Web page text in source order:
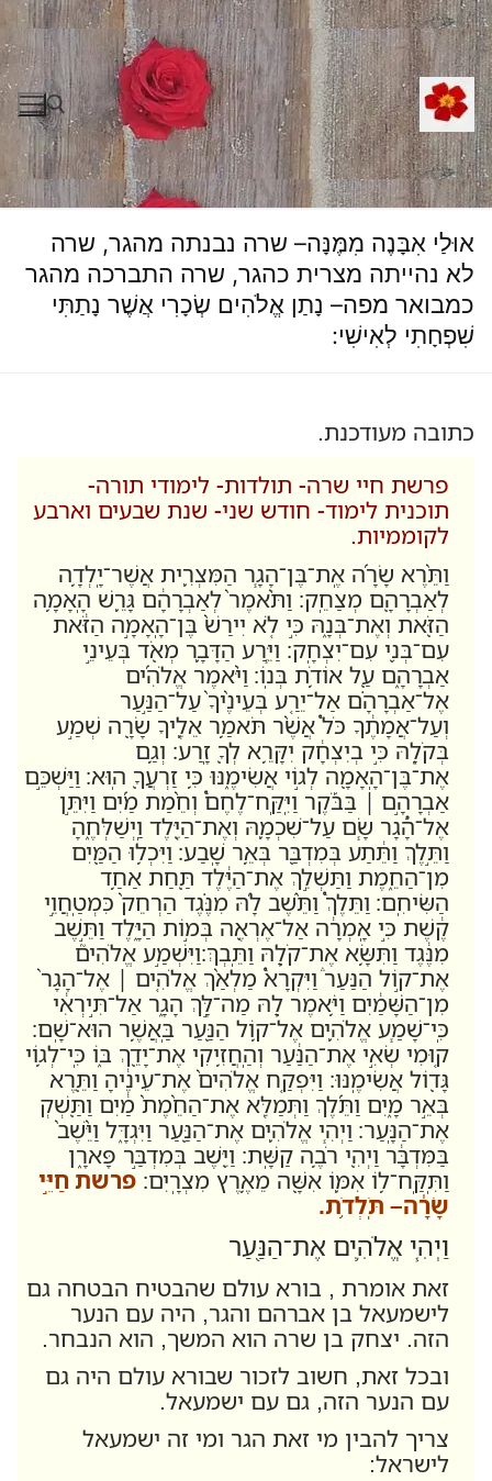
דלג
לתוכן
חפש:
אוּלַי אִבָּנֶה מִמֶּנָּה– שרה נבנתה מהגר, שרה
לא נהייתה מצרית כהגר, שרה התברכה מהגר
כמבואר מפה– נָתַן אֱלֹהִים שְׂכָרִי אֲשֶׁר נָתַתִּי
שִׁפְחָתִי לְאִישִׁי:
כתובה מעודכנת.
פרשת חיי שרה- תולדות- לימודי תורה-
תוכנית לימוד- חודש שני- שנת שבעים וארבע
לקוממיות.
וַתֵּ֨רֶא שָׂרָ֜ה אֶֽת־בֶּן־הָגָ֧ר הַמִּצְרִ֛ית אֲשֶׁר־יָֽלְדָ֥ה
לְאַבְרָהָ֖ם מְצַחֵֽק׃ וַתֹּ֨אמֶר֙ לְאַבְרָהָ֔ם גָּרֵ֛שׁ הָֽאָמָ֥ה
הַזֹּ֖את וְאֶת־בְּנָ֑הּ כִּ֣י לֹ֤א יִירַשׁ֙ בֶּן־הָֽאָמָ֣ה הַזֹּ֔את
עִם־בְּנִ֖י עִם־יִצְחָֽק׃ וַיֵּ֧רַע הַדָּבָ֛ר מְאֹ֖ד בְּעֵינֵ֣י
אַבְרָהָ֑ם עַ֖ל אוֹדֹ֥ת בְּנֽוֹ׃ וַיֹּ֨אמֶר אֱלֹהִ֜ים
אֶל־אַבְרָהָ֗ם אַל־יֵרַ֤ע בְּעֵינֶ֨יךָ֙ עַל־הַנַּ֣עַר
וְעַל־אֲמָתֶ֔ךָ כֹּל֩ אֲשֶׁ֨ר תֹּאמַ֥ר אֵלֶ֛יךָ שָׂרָ֖ה שְׁמַ֣ע
בְּקֹלָ֑הּ כִּ֣י בְיִצְחָ֔ק יִקָּרֵ֥א לְךָ֖ זָֽרַע׃ וְגַ֥ם
אֶת־בֶּן־הָֽאָמָ֖ה לְג֣וֹי אֲשִׂימֶ֑נּוּ כִּ֥י זַרְעֲךָ֖ הֽוּא׃ וַיַּשְׁכֵּ֣ם
אַבְרָהָ֣ם ׀ בַּבֹּ֡קֶר וַיִּֽקַּֽח־לֶחֶם֩ וְחֵ֨מַת מַ֜יִם וַיִּתֵּ֣ן
אֶל־הָ֠גָר שָׂ֧ם עַל־שִׁכְמָ֛הּ וְאֶת־הַיֶּ֖לֶד וַֽיְשַׁלְּחֶ֑הָ
וַתֵּ֣לֶךְ וַתֵּ֔תַע בְּמִדְבַּ֖ר בְּאֵ֥ר שָֽׁבַע׃ וַיִּכְל֥וּ הַמַּ֖יִם
מִן־הַחֵ֑מֶת וַתַּשְׁלֵ֣ךְ אֶת־הַיֶּ֔לֶד תַּ֖חַת אַחַ֥ד
הַשִּׂיחִֽם׃ וַתֵּלֶךְ֩ וַתֵּ֨שֶׁב לָ֜הּ מִנֶּ֗גֶד הַרְחֵק֙ כִּמְטַֽחֲוֵ֣י
קֶ֔שֶׁת כִּ֣י אָֽמְרָ֔ה אַל־אֶרְאֶ֖ה בְּמ֣וֹת הַיָּ֑לֶד וַתֵּ֣שֶׁב
מִנֶּ֔גֶד וַתִּשָּׂ֥א אֶת־קֹלָ֖הּ וַתֵּֽבְךְּ׃וַיִּשְׁמַ֣ע אֱלֹהִים֮
אֶת־ק֣וֹל הַנַּעַר֒ וַיִּקְרָא֩ מַלְאַ֨ךְ אֱלֹהִ֤ים ׀ אֶל־הָגָר֙
מִן־הַשָּׁמַ֔יִם וַיֹּ֥אמֶר לָ֖הּ מַה־לָּ֣ךְ הָגָ֑ר אַל־תִּ֣ירְאִ֔י
כִּֽי־שָׁמַ֧ע אֱלֹהִ֛ים אֶל־ק֥וֹל הַנַּ֖עַר בַּֽאֲשֶׁ֥ר הוּא־שָֽׁם׃
ק֚וּמִי שְׂאִ֣י אֶת־הַנַּ֔עַר וְהַֽחֲזִ֥יקִי אֶת־יָדֵ֖ךְ בּ֑וֹ כִּֽי־לְג֥וֹי
גָּד֖וֹל אֲשִׂימֶֽנּוּ׃ וַיִּפְקַ֤ח אֱלֹהִים֙ אֶת־עֵינֶ֔יהָ וַתֵּ֖רֶא
בְּאֵ֣ר מָ֑יִם וַתֵּ֜לֶךְ וַתְּמַלֵּ֤א אֶת־הַחֵ֨מֶת֙ מַ֔יִם וַתַּ֖שְׁקְ
אֶת־הַנָּֽעַר׃ וַיְהִ֧י אֱלֹהִ֛ים אֶת־הַנַּ֖עַר וַיִּגְדָּ֑ל וַיֵּ֨שֶׁב֙
בַּמִּדְבָּ֔ר וַיְהִ֖י רֹבֶ֥ה קַשָּֽׁת׃ וַיֵּ֖שֶׁב בְּמִדְבַּ֣ר פָּארָ֑ן
וַתִּֽקַּֽח־ל֥וֹ אִמּ֛וֹ אִשָּׁ֖ה מֵאֶ֥רֶץ מִצְרָֽיִם׃פרשת חַיֵּ֣י
שָׂרָ֔ה– תֹּֽלְדֹ֥ת.
וַיְהִ֧י אֱלֹהִ֛ים אֶת־הַנַּ֖עַר
זאת אומרת , בורא עולם שהבטיח הבטחה גם
לישמעאל בן אברהם והגר, היה עם הנער
הזה. יצחק בן שרה הוא המשך, הוא הנבחר.
ובכל זאת, חשוב לזכור שבורא עולם היה גם
עם הנער הזה, גם עם ישמעאל.
צריך להבין מי זאת הגר ומי זה ישמעאל
לישראל: